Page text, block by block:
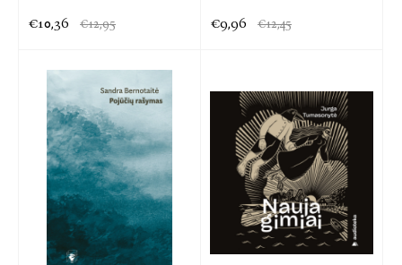
€10,36 €12,95 €9,96 €12,45